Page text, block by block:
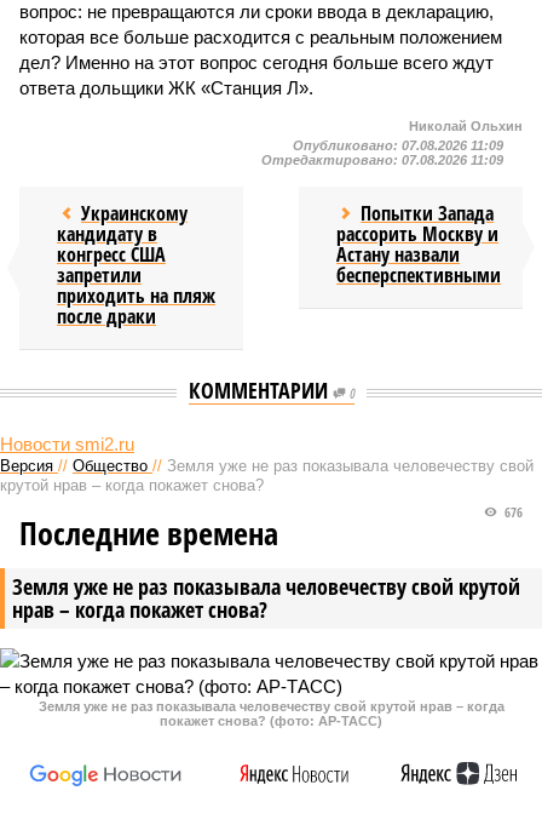
вопрос: не превращаются ли сроки ввода в декларацию,
которая все больше расходится с реальным положением
дел? Именно на этот вопрос сегодня больше всего ждут
ответа дольщики ЖК «Станция Л».
Николай Ольхин
Опубликовано: 07.08.2026 11:09
Отредактировано: 07.08.2026 11:09
Украинскому
кандидату в
конгресс США
запретили
приходить на пляж
после драки
Попытки Запада
рассорить Москву и
Астану назвали
бесперспективными
КОММЕНТАРИИ 0
Новости smi2.ru
Версия // Общество // Земля уже не раз показывала человечеству свой
крутой нрав – когда покажет снова?
Земля уже не раз показывала человечеству свой крутой
нрав – когда покажет снова?
676
Последние времена
Земля уже не раз показывала человечеству свой крутой нрав – когда
покажет снова? (фото: АР-ТАСС)